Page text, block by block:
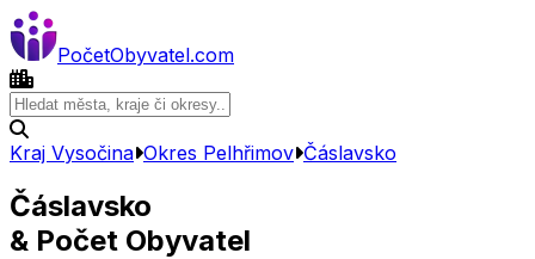
PočetObyvatel.com
Kraj Vysočina Okres Pelhřimov Čáslavsko
Čáslavsko
& Počet Obyvatel